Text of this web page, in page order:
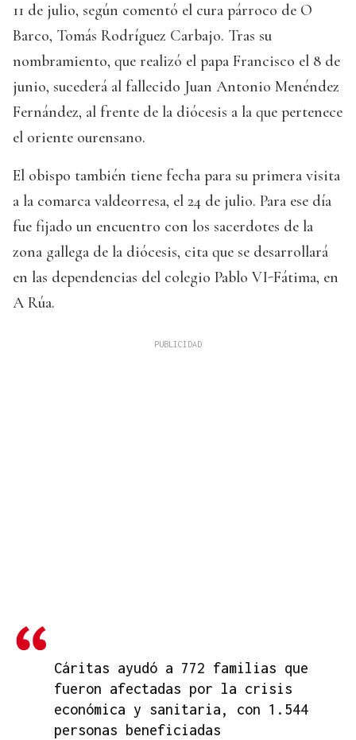
11 de julio, según comentó el cura párroco de O
Barco, Tomás Rodríguez Carbajo. Tras su
nombramiento, que realizó el papa Francisco el 8 de
junio, sucederá al fallecido Juan Antonio Menéndez
Fernández, al frente de la diócesis a la que pertenece
el oriente ourensano.
El obispo también tiene fecha para su primera visita
a la comarca valdeorresa, el 24 de julio. Para ese día
fue fijado un encuentro con los sacerdotes de la
zona gallega de la diócesis, cita que se desarrollará
en las dependencias del colegio Pablo VI-Fátima, en
A Rúa.
Cáritas ayudó a 772 familias que
fueron afectadas por la crisis
económica y sanitaria, con 1.544
personas beneficiadas